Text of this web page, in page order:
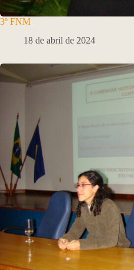
3º FNM
18 de abril de 2024